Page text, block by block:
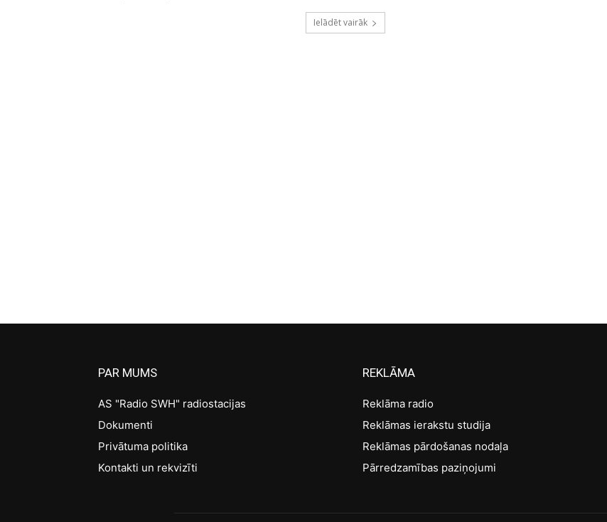
Ielādēt vairāk
PAR MUMS
AS "Radio SWH" radiostacijas
Dokumenti
Privātuma politika
Kontakti un rekvizīti
REKLĀMA
Reklāma radio
Reklāmas ierakstu studija
Reklāmas pārdošanas nodaļa
Pārredzamības paziņojumi